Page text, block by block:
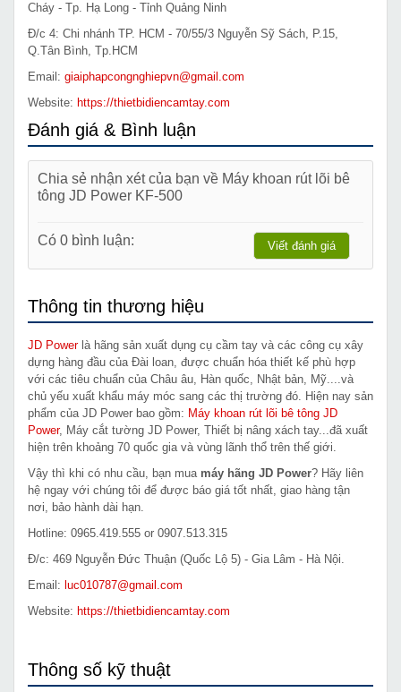
Cháy - Tp. Hạ Long - Tỉnh Quảng Ninh
Đ/c 4: Chi nhánh TP. HCM - 70/55/3 Nguyễn Sỹ Sách, P.15,
Q.Tân Bình, Tp.HCM
Email: giaiphapcongnghiepvn@gmail.com
Website: https://thietbidiencamtay.com
Đánh giá & Bình luận
Chia sẻ nhận xét của bạn về Máy khoan rút lõi bê
tông JD Power KF-500
Có 0 bình luận: Viết đánh giá
Thông tin thương hiệu
JD Powerlà hãng sản xuất dụng cụ cầm tay và các công cụ xây
dựng hàng đầu của Đài loan, được chuẩn hóa thiết kế phù hợp
với các tiêu chuẩn của Châu âu, Hàn quốc, Nhật bản, Mỹ....và
chủ yếu xuất khẩu máy móc sang các thị trường đó. Hiện nay sản
phẩm của JD Power bao gồm: Máy khoan rút lõi bê tông JD
Power, Máy cắt tường JD Power, Thiết bị nâng xách tay...đã xuất
hiện trên khoảng 70 quốc gia và vùng lãnh thổ trên thế giới.
Vậy thì khi có nhu cầu, bạn mua máy hãng JD Power? Hãy liên
hệ ngay với chúng tôi để được báo giá tốt nhất, giao hàng tận
nơi, bảo hành dài hạn.
Hotline: 0965.419.555 or 0907.513.315
Đ/c: 469 Nguyễn Đức Thuận (Quốc Lộ 5) - Gia Lâm - Hà Nội.
Email: luc010787@gmail.com
Website: https://thietbidiencamtay.com
Thông số kỹ thuật